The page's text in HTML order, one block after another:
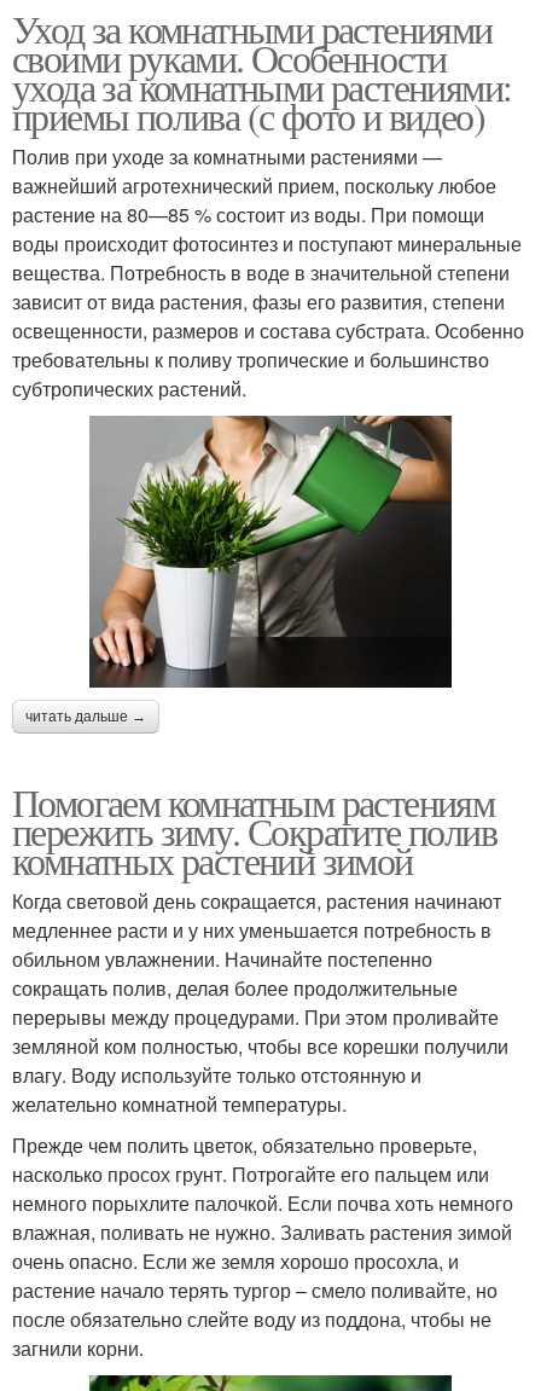
Уход за комнатными растениями
своими руками. Особенности
ухода за комнатными растениями:
приемы полива (с фото и видео)
Полив при уходе за комнатными растениями —
важнейший агротехнический прием, поскольку любое
растение на 80—85 % состоит из воды. При помощи
воды происходит фотосинтез и поступают минеральные
вещества. Потребность в воде в значительной степени
зависит от вида растения, фазы его развития, степени
освещенности, размеров и состава субстрата. Особенно
требовательны к поливу тропические и большинство
субтропических растений.
читать дальше →
Помогаем комнатным растениям
пережить зиму. Сократите полив
комнатных растений зимой
Когда световой день сокращается, растения начинают
медленнее расти и у них уменьшается потребность в
обильном увлажнении. Начинайте постепенно
сокращать полив, делая более продолжительные
перерывы между процедурами. При этом проливайте
земляной ком полностью, чтобы все корешки получили
влагу. Воду используйте только отстоянную и
желательно комнатной температуры.
Прежде чем полить цветок, обязательно проверьте,
насколько просох грунт. Потрогайте его пальцем или
немного порыхлите палочкой. Если почва хоть немного
влажная, поливать не нужно. Заливать растения зимой
очень опасно. Если же земля хорошо просохла, и
растение начало терять тургор – смело поливайте, но
после обязательно слейте воду из поддона, чтобы не
загнили корни.